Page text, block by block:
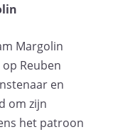
Margolin
Reuben
en
om zijn
het patroon